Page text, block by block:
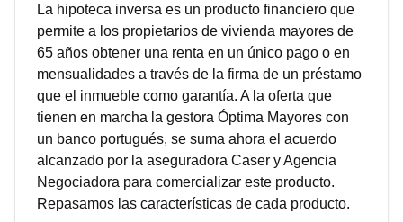
La hipoteca inversa es un producto financiero que
permite a los propietarios de vivienda mayores de
65 años obtener una renta en un único pago o en
mensualidades a través de la firma de un préstamo
que el inmueble como garantía. A la oferta que
tienen en marcha la gestora Óptima Mayores con
un banco portugués, se suma ahora el acuerdo
alcanzado por la aseguradora Caser y Agencia
Negociadora para comercializar este producto.
Repasamos las características de cada producto.